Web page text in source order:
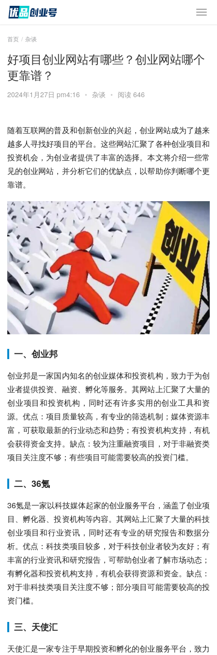
首页 杂谈
好项目创业网站有哪些？创业网站哪个
更靠谱？
2024年1月27日 pm4:16 • 杂谈 • 阅读 646
随着互联网的普及和创新创业的兴起，创业网站成为了越来
越多人寻找好项目的平台。这些网站汇聚了各种创业项目和
投资机会，为创业者提供了丰富的选择。本文将介绍一些常
见的创业网站，并分析它们的优缺点，以帮助你判断哪个更
靠谱。
一、创业邦
创业邦是一家国内知名的创业媒体和投资机构，致力于为创
业者提供投资、融资、孵化等服务。其网站上汇聚了大量的
创业项目和投资机构，同时还有许多实用的创业工具和资
源。优点：项目质量较高，有专业的筛选机制；媒体资源丰
富，可获取最新的行业动态和趋势；有投资机构支持，有机
会获得资金支持。缺点：较为注重融资项目，对于非融资类
项目关注度不够；有些项目可能需要较高的投资门槛。
二、36氪
36氪是一家以科技媒体起家的创业服务平台，涵盖了创业项
目、孵化器、投资机构等内容。其网站上汇聚了大量的科技
创业项目和行业资讯，同时还有专业的研究报告和数据分
析。优点：科技类项目较多，对于科技创业者较为友好；有
丰富的行业资讯和研究报告，可帮助创业者了解市场动态；
有孵化器和投资机构支持，有机会获得资源和资金。缺点：
对于非科技类项目关注度不够；部分项目可能需要较高的投
资门槛。
三、天使汇
天使汇是一家专注于早期投资和孵化的创业服务平台，致力